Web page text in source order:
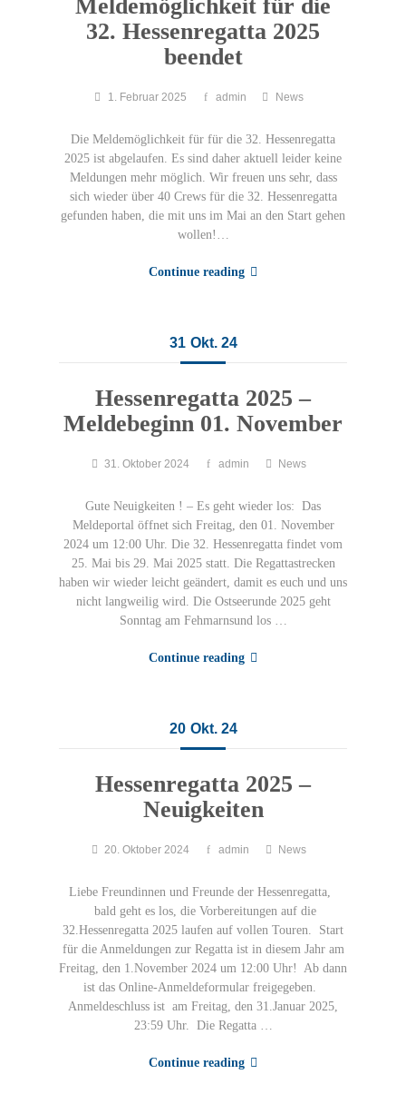
Meldemöglichkeit für die
32. Hessenregatta 2025
beendet
1. Februar 2025 admin News
Die Meldemöglichkeit für für die 32. Hessenregatta
2025 ist abgelaufen. Es sind daher aktuell leider keine
Meldungen mehr möglich. Wir freuen uns sehr, dass
sich wieder über 40 Crews für die 32. Hessenregatta
gefunden haben, die mit uns im Mai an den Start gehen
wollen!…
Continue reading
31 Okt. 24
Hessenregatta 2025 –
Meldebeginn 01. November
31. Oktober 2024 admin News
Gute Neuigkeiten ! – Es geht wieder los: Das
Meldeportal öffnet sich Freitag, den 01. November
2024 um 12:00 Uhr. Die 32. Hessenregatta findet vom
25. Mai bis 29. Mai 2025 statt. Die Regattastrecken
haben wir wieder leicht geändert, damit es euch und uns
nicht langweilig wird. Die Ostseerunde 2025 geht
Sonntag am Fehmarnsund los …
Continue reading
20 Okt. 24
Hessenregatta 2025 –
Neuigkeiten
20. Oktober 2024 admin News
Liebe Freundinnen und Freunde der Hessenregatta,
bald geht es los, die Vorbereitungen auf die
32.Hessenregatta 2025 laufen auf vollen Touren. Start
für die Anmeldungen zur Regatta ist in diesem Jahr am
Freitag, den 1.November 2024 um 12:00 Uhr! Ab dann
ist das Online-Anmeldeformular freigegeben.
Anmeldeschluss ist am Freitag, den 31.Januar 2025,
23:59 Uhr. Die Regatta …
Continue reading